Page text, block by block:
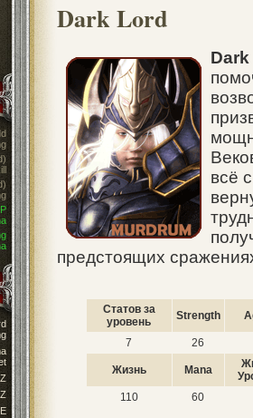
Dark Lord
всё
предстоящих
Статов за
уровень
Strength
7 26
Жизнь Mana
110
60